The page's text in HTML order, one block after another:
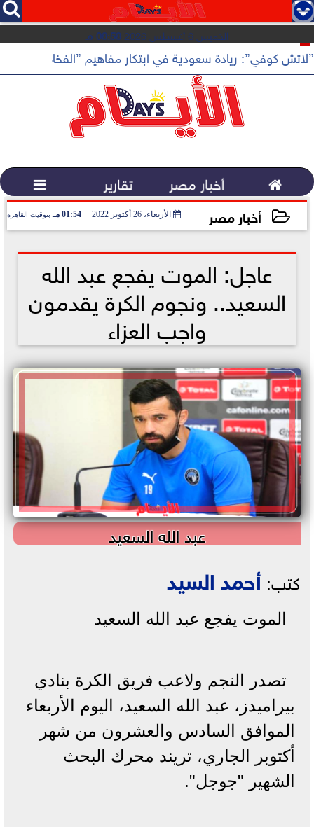
   
الخميس 6 أغسطس 2026 08:58 مـ
”لاتش كوفي”: ريادة سعودية في ابتكار مفاهيم ”الفخامة
 أخبار مصر تقارير 
أخبار مصر الأربعاء، 26 أكتوبر 2022 01:54 مـ بتوقيت القاهرة
عاجل: الموت يفجع عبد الله
السعيد.. ونجوم الكرة يقدمون
واجب العزاء
عبد الله السعيد
كتب: أحمد السيد
الموت يفجع عبد الله السعيد
تصدر النجم ولاعب فريق الكرة بنادي
بيراميدز، عبد الله السعيد، اليوم الأربعاء
الموافق السادس والعشرون من شهر
أكتوبر الجاري، تريند محرك البحث
الشهير "جوجل".